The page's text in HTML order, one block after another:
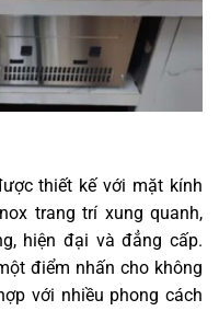
thiết kế với mặt kính
trang trí xung quanh,
hiện đại và đẳng cấp.
điểm nhấn cho không
với nhiều phong cách